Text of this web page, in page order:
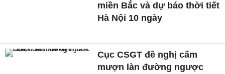
miền Bắc và dự báo thời tiết
Hà Nội 10 ngày
Cục CSGT đề nghị cấm
mượn làn đường ngược